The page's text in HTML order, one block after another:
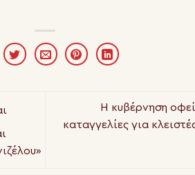
Η κυβέρνηση
καταγγελίες για